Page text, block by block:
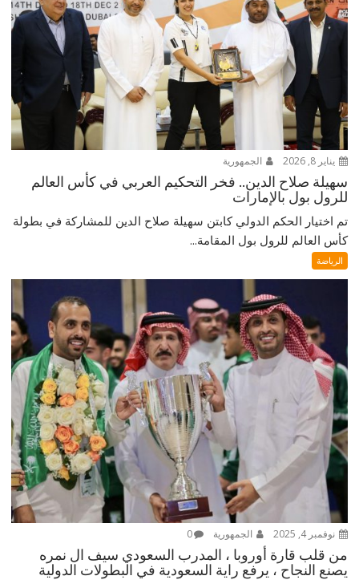
يناير 8, 2026 الجمهورية
سهيلة صلاح الدين.. فخر التحكيم العربي في كأس العالم
للرول بول بالإمارات
تم اختيار الحكم الدولي كابتن سهيلة صلاح الدين للمشاركة في بطولة
كأس العالم للرول بول المقامة...
الرياضة
نوفمبر 4, 2025 الجمهورية 0
من قلب قارة أوروبا ، المدرب السعودي سيف ال نمره
يصنع النجاح ، يرفع راية السعودية في البطولات الدولية